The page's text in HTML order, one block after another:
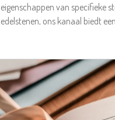
eigenschappen van specifieke
edelstenen, ons kanaal biedt